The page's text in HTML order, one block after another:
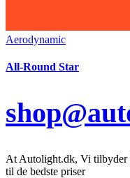
Aerodynamic
All-Round Star
At Autolight.dk, Vi tilbyder
til de bedste priser